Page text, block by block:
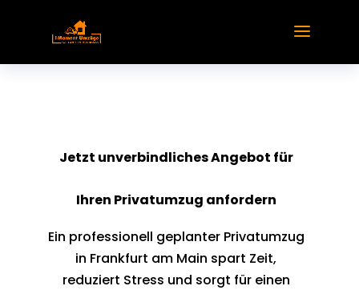
Jetzt unverbindliches Angebot für
Ihren Privatumzug anfordern
Ein professionell geplanter Privatumzug
in Frankfurt am Main spart Zeit,
reduziert Stress und sorgt für einen